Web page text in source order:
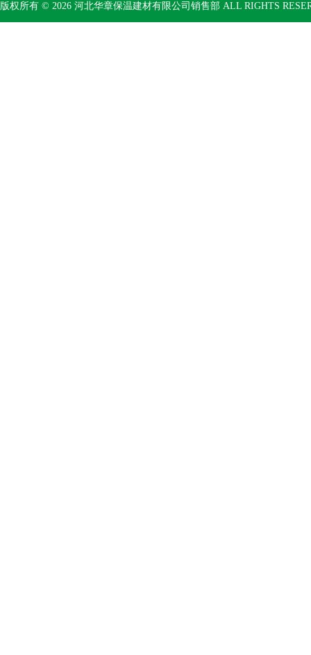
版权所有 © 2026 河北华章保温建材有限公司销售部 ALL RIGHTS